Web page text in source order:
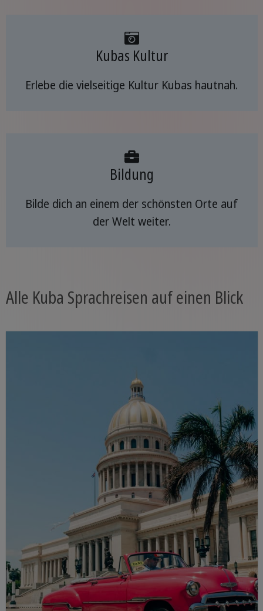
Kubas Kultur
Erlebe die vielseitige Kultur Kubas hautnah.
Bildung
Bilde dich an einem der schönsten Orte auf
der Welt weiter.
Alle Kuba Sprachreisen auf einen Blick